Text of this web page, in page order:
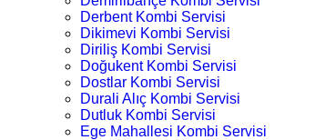
Derbent Kombi Servisi
Dikimevi Kombi Servisi
Diriliş Kombi Servisi
Doğukent Kombi Servisi
Dostlar Kombi Servisi
Durali Alıç Kombi Servisi
Dutluk Kombi Servisi
Ege Mahallesi Kombi Servisi